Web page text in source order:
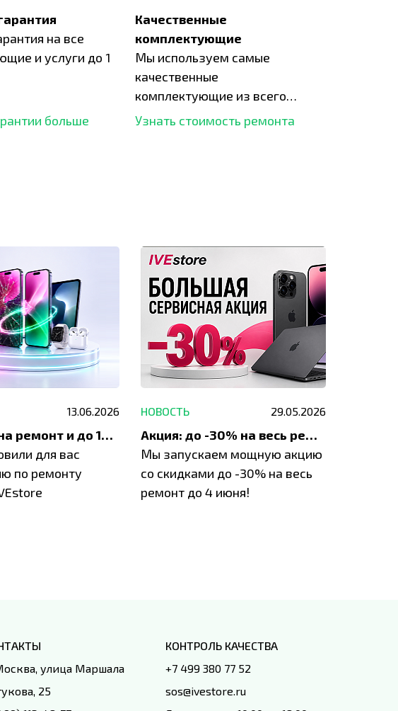
на все
и услуги до 1
больше
Качественные
комплектующие
Мы используем самые
качественные
комплектующие из всего
рынка и используем самое
Узнать стоимость ремонта
13.06.2026
До 1200 ₽ на ремонт и до 1500 ₽ на покупку техники Apple
для вас
по ремонту
НОВОСТЬ 29.05.2026
Акция: до -30% на весь ремонт техники Apple
Мы запускаем мощную акцию
со скидками до -30% на весь
ремонт до 4 июня!
улица Маршала
25
КОНТРОЛЬ КАЧЕСТВА
+7 499 380 77 52
sos@ivestore.ru